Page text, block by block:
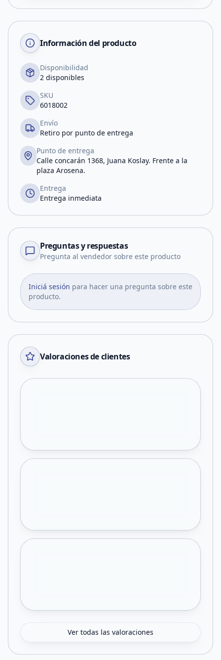
Información del producto
Disponibilidad
2 disponibles
SKU
6018002
Envío
Retiro por punto de entrega
Punto de entrega
Calle concarán 1368, Juana Koslay. Frente a la
plaza Arosena.
Entrega
Entrega inmediata
Preguntas y respuestas
Pregunta al vendedor sobre este producto
Iniciá sesión para hacer una pregunta sobre este
producto.
Valoraciones de clientes
Ver todas las valoraciones